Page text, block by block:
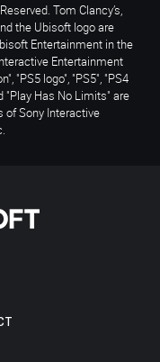
Tom Clancy’s,
the Ubisoft logo are
Entertainment in the
Entertainment
"PS5 logo", "PS5", "PS4
"Play Has No Limits" are
of Sony Interactive